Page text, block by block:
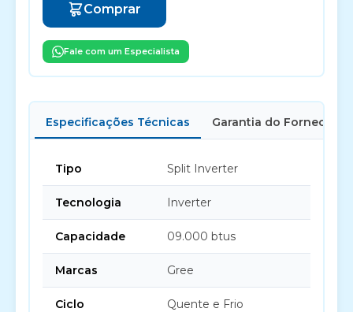
Comprar
Fale com um Especialista
Especificações Técnicas Garantia do Fornecedor
Tipo Split Inverter
Tecnologia Inverter
Capacidade 09.000 btus
Marcas Gree
Ciclo Quente e Frio